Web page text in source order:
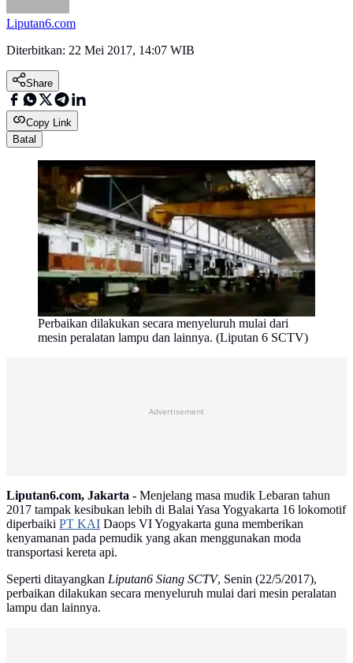
Liputan6.com
Diterbitkan: 22 Mei 2017, 14:07 WIB
Share
Copy Link
Batal
Perbaikan dilakukan secara menyeluruh mulai dari
mesin peralatan lampu dan lainnya. (Liputan 6 SCTV)
Advertisement
Liputan6.com, Jakarta - Menjelang masa mudik Lebaran tahun
2017 tampak kesibukan lebih di Balai Yasa Yogyakarta 16 lokomotif
diperbaiki PT KAI Daops VI Yogyakarta guna memberikan
kenyamanan pada pemudik yang akan menggunakan moda
transportasi kereta api.
Seperti ditayangkan Liputan6 Siang SCTV, Senin (22/5/2017),
perbaikan dilakukan secara menyeluruh mulai dari mesin peralatan
lampu dan lainnya.